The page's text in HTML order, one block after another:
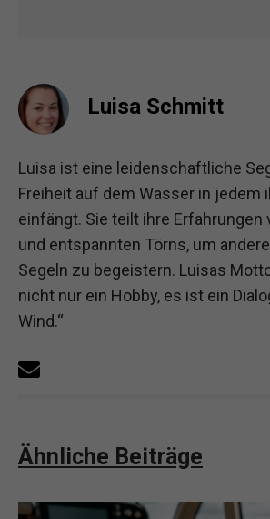
Luisa Schmitt
Luisa ist eine leidenschaftliche
Freiheit auf dem Wasser in jedem
einfängt. Sie teilt ihre Erfahrungen
und entspannten Törns, um
Segeln zu begeistern. Luisas
nicht nur ein Hobby, es ist ein
Wind.“
Ähnliche Beiträge